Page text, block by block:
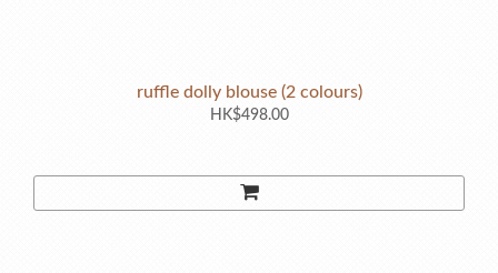
ruffle dolly blouse (2 colours)
HK$498.00